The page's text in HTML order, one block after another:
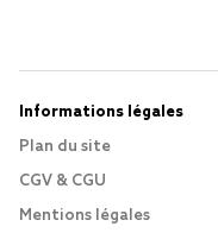
Informations légales
Plan du site
CGV & CGU
Mentions légales